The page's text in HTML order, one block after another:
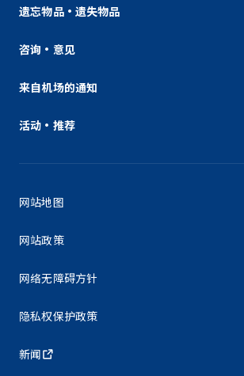
遗忘物品・遗失物品
咨询・意见
来自机场的通知
活动・推荐
网站地图
网站政策
网络无障碍方针
隐私权保护政策
新闻